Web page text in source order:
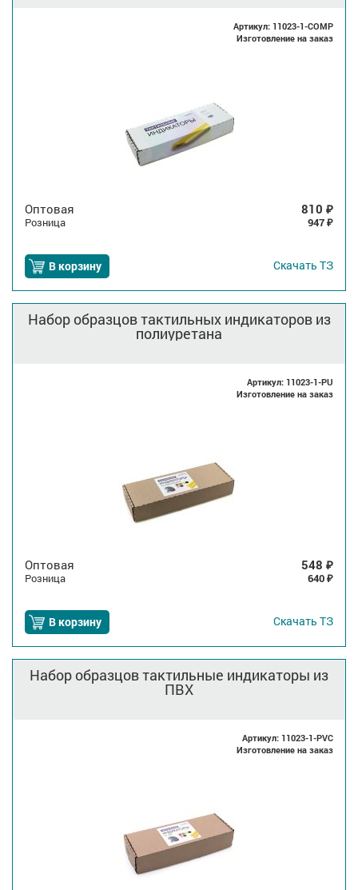
Артикул: 11023-1-COMP
Изготовление на заказ
Оптовая 810 ₽
Розница 947 ₽
В корзину Скачать ТЗ
Набор образцов тактильных индикаторов из
полиуретана
Артикул: 11023-1-PU
Изготовление на заказ
Оптовая 548 ₽
Розница 640 ₽
В корзину Скачать ТЗ
Набор образцов тактильные индикаторы из
ПВХ
Артикул: 11023-1-PVC
Изготовление на заказ